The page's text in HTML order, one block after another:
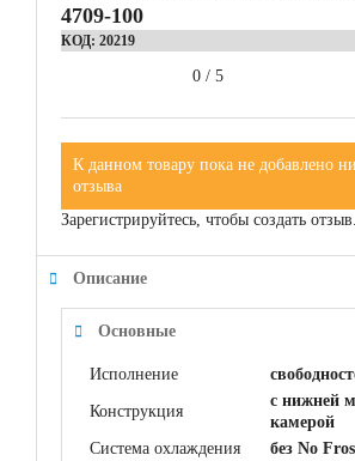
4709-100
КОД: 20219
0 / 5
К данном товару пока не добавлено
отзыва
Зарегистрируйтесь, чтобы создать отзыв.
Описание
Основные
Исполнение
Конструкция
с нижней
камерой
Система охлаждения
без No